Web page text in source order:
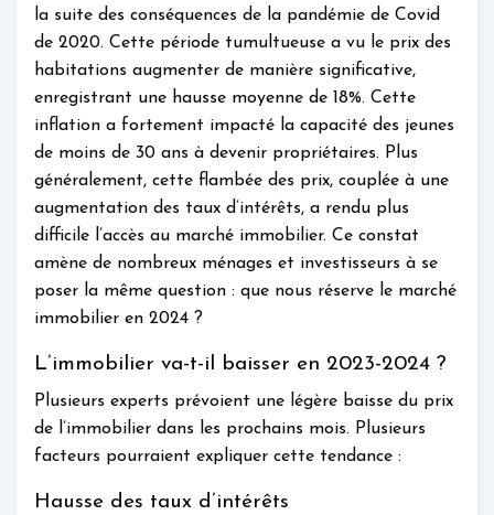
la suite des conséquences de la pandémie de Covid
de 2020. Cette période tumultueuse a vu le prix des
habitations augmenter de manière significative,
enregistrant une hausse moyenne de 18%. Cette
inflation a fortement impacté la capacité des jeunes
de moins de 30 ans à devenir propriétaires. Plus
généralement, cette flambée des prix, couplée à une
augmentation des taux d’intérêts, a rendu plus
difficile l’accès au marché immobilier. Ce constat
amène de nombreux ménages et investisseurs à se
poser la même question : que nous réserve le marché
immobilier en 2024 ?
L’immobilier va-t-il baisser en 2023-2024 ?
Plusieurs experts prévoient une légère baisse du prix
de l’immobilier dans les prochains mois. Plusieurs
facteurs pourraient expliquer cette tendance :
Hausse des taux d’intérêts